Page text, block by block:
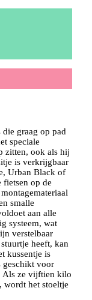
graag op pad
speciale
zitten, ook als hij
is verkrijgbaar
Urban Black of
op de
smalle
aan alle
systeem, wat
verstelbaar
heeft, kan
kussentje is
geschikt voor
Als ze vijftien kilo
wordt het stoeltje